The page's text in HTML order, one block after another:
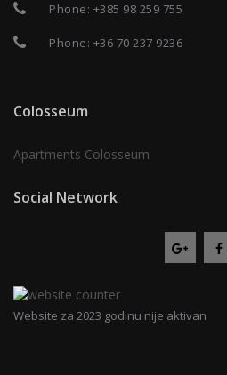
Phone: +385 98 259 755
Phone: +36 70 237 9236
Colosseum
Apartments Colosseum
Social Network
Website za 2023 godinu nije aktivan